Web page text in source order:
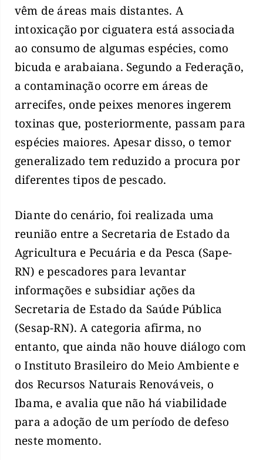
vêm de áreas mais distantes. A
intoxicação por ciguatera está associada
ao consumo de algumas espécies, como
bicuda e arabaiana. Segundo a Federação,
a contaminação ocorre em áreas de
arrecifes, onde peixes menores ingerem
toxinas que, posteriormente, passam para
espécies maiores. Apesar disso, o temor
generalizado tem reduzido a procura por
diferentes tipos de pescado.
Diante do cenário, foi realizada uma
reunião entre a Secretaria de Estado da
Agricultura e Pecuária e da Pesca (Sape-
RN) e pescadores para levantar
informações e subsidiar ações da
Secretaria de Estado da Saúde Pública
(Sesap-RN). A categoria afirma, no
entanto, que ainda não houve diálogo com
o Instituto Brasileiro do Meio Ambiente e
dos Recursos Naturais Renováveis, o
Ibama, e avalia que não há viabilidade
para a adoção de um período de defeso
neste momento.